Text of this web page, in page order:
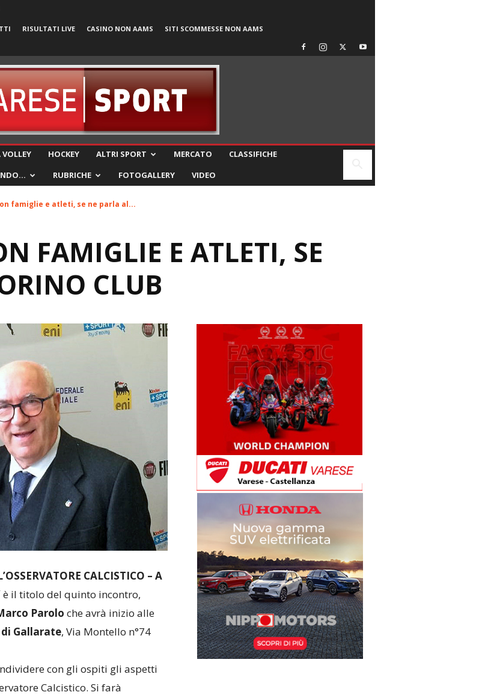
RISULTATI LIVE CASINO NON AAMS SITI SCOMMESSE NON AAMS
HOCKEY ALTRI SPORT MERCATO
CLASSIFICHE
RUBRICHE FOTOGALLERY VIDEO
famiglie e atleti, se ne parla al...
FAMIGLIE E ATLETI, SE
CLUB
CALCISTICO – A
è il titolo del quinto incontro,
Parolo che avrà inizio alle
Gallarate, Via Montello n°74
con gli ospiti gli aspetti
Calcistico. Si farà